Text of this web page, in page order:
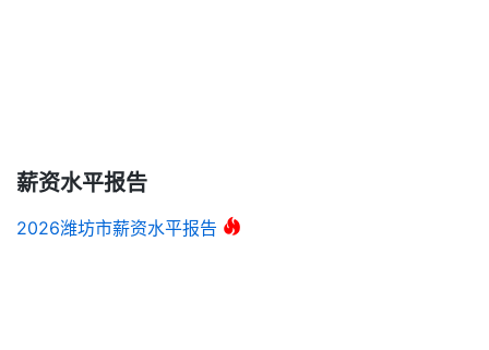
薪资水平报告
2026潍坊市薪资水平报告